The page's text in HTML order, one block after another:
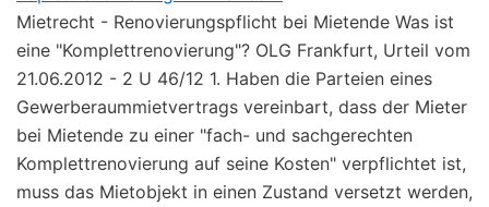
Mietrecht - Renovierungspflicht bei Mietende Was ist
eine "Komplettrenovierung"? OLG Frankfurt, Urteil vom
21.06.2012 - 2 U 46/12 1. Haben die Parteien eines
Gewerberaummietvertrags vereinbart, dass der Mieter
bei Mietende zu einer "fach- und sachgerechten
Komplettrenovierung auf seine Kosten" verpflichtet ist,
muss das Mietobjekt in einen Zustand versetzt werden,